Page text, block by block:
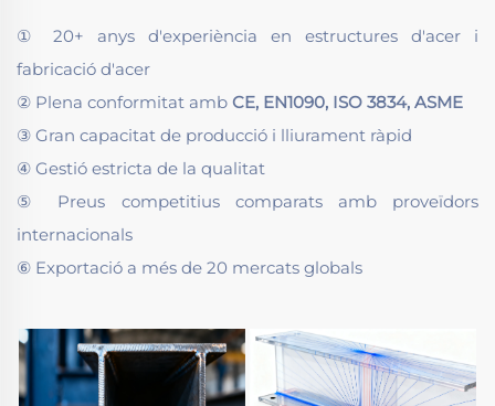
① 20+ anys d'experiència en estructures d'acer i
fabricació d'acer
② Plena conformitat amb CE, EN1090, ISO 3834, ASME
③ Gran capacitat de producció i lliurament ràpid
④ Gestió estricta de la qualitat
⑤ Preus competitius comparats amb proveïdors
internacionals
⑥ Exportació a més de 20 mercats globals